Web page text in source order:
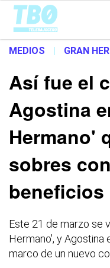
Cargando...
MEDIOS | GRAN
Así fue el
Agostina
Hermano'
sobres
beneficios
Este 21 de marzo se
Hermano', y Agostina
marco de un nuevo